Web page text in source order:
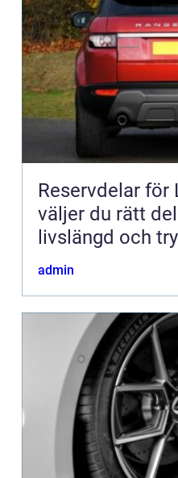
Reservdelar för
väljer du rätt
livslängd och
admin